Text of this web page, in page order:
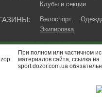
Клубы и секции
Велоспорт
Экипировка
При полном или частичном
материалов сайта, ссылка на
sport.dozor.com.ua